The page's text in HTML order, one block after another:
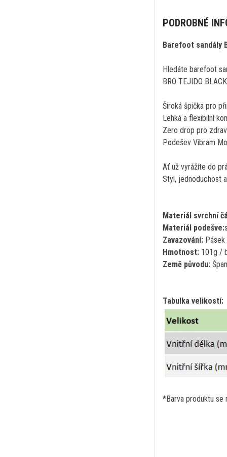
PODROBNÉ
Barefoot sandály
Hledáte barefoot
BRO TEJIDO
Široká špička pro
Lehká a flexibilní
Zero drop pro
Podešev Vibram
Ať už vyrážíte do
Styl, jednoduchost
Materiál svrchní
Materiál podešve:
Zavazování:
Hmotnost: 101g /
Země původu:
Tabulka velikostí:
*Barva produktu se